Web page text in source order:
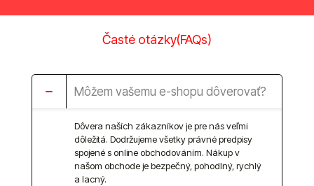
Časté otázky(FAQs)
Môžem vašemu e-shopu dôverovať?
Dôvera naších zákazníkov je pre nás veľmi
dôležitá. Dodržujeme všetky právné predpisy
spojené s online obchodováním. Nákup v
našom obchode je bezpečný, pohodlný, rychlý
a lacný.